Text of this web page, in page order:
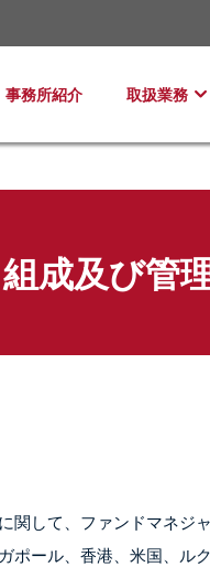
事務所紹介 取扱業務
成及び管
関して、ファンドマネジ
ール、香港、米国、ル